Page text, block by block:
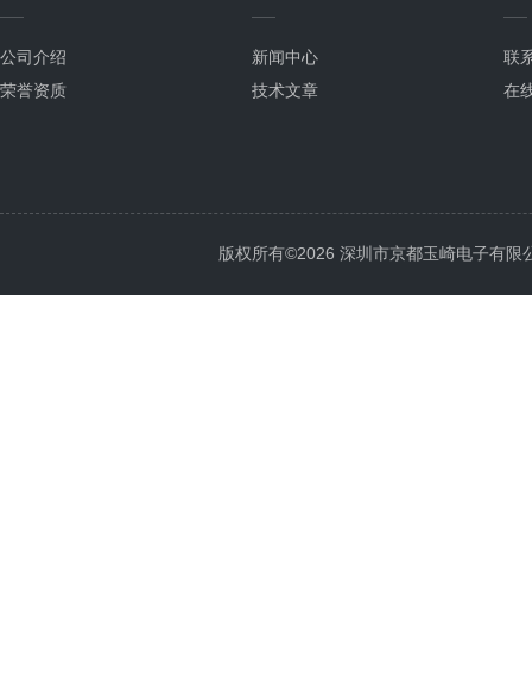
公司介绍
荣誉资质
新闻中心
技术文章
联
在
版权所有©2026 深圳市京都玉崎电子有